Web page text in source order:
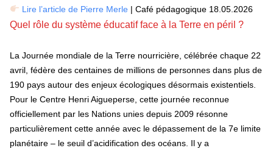
Lire l’article de Pierre Merle| Café pédagogique 18.05.2026
Quel rôle du système éducatif face à la Terre en péril ?
La Journée mondiale de la Terre nourricière, célébrée chaque 22
avril, fédère des centaines de millions de personnes dans plus de
190 pays autour des enjeux écologiques désormais existentiels.
Pour le Centre Henri Aigueperse, cette journée reconnue
officiellement par les Nations unies depuis 2009 résonne
particulièrement cette année avec le dépassement de la 7e limite
planétaire – le seuil d’acidification des océans. Il y a